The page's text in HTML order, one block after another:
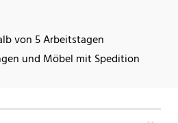
von 5 Arbeitstagen
und Möbel mit Spedition